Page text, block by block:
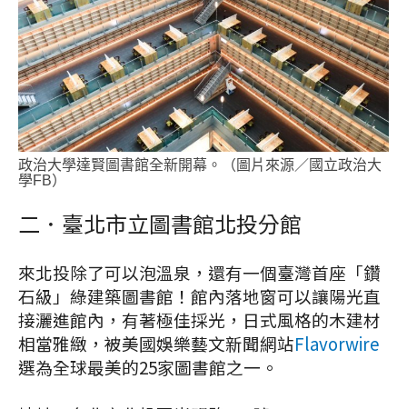
政治大學達賢圖書館全新開幕。（圖片來源／國立政治大
學FB）
二．臺北市立圖書館北投分館
來北投除了可以泡溫泉，還有一個臺灣首座「鑽
石級」綠建築圖書館！館內落地窗可以讓陽光直
接灑進館內，有著極佳採光，日式風格的木建材
相當雅緻，被美國娛樂藝文新聞網站Flavorwire
選為全球最美的25家圖書館之一。